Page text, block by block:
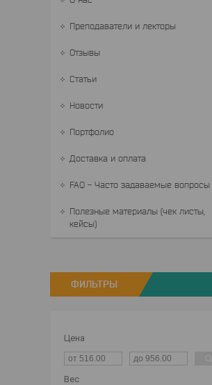
Преподаватели и лекторы
Отзывы
Статьи
Новости
Портфолио
Доставка и оплата
FAQ - Часто задаваемые вопросы
Полезные материалы (чек листы,
кейсы)
ФИЛЬТРЫ
Цена
Вес